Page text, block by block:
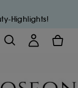
Highlights!